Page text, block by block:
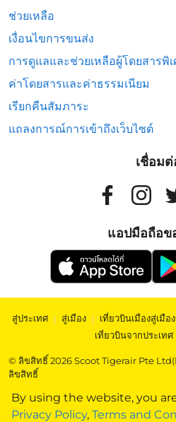
By using the website, you
Privacy Policy, Terms and
ช่วยเหลือ
เงื่อนไขการขนส่ง
การดูแลและช่วยเหลือผู้โดยสารพิ
ค่าโดยสารและค่าธรรมเนียม
เรียกคืนสัมภาระ
แถลงการณ์การเข้าถึงเว็บไซต์
เชื่อมต่
แอปมือถือข
สู่ประเทศ | สู่เมือง | เที่ยวบินเมืองสู่เมือง
เที่ยวบินจากประเทศ
© ลิขสิทธิ์ 2026 Scoot Tigerair Pte
ลิขสิทธิ์